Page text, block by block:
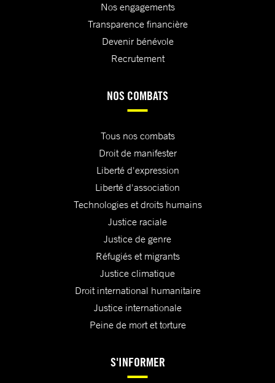
Nos engagements
Transparence financière
Devenir bénévole
Recrutement
NOS COMBATS
Tous nos combats
Droit de manifester
Liberté d'expression
Liberté d'association
Technologies et droits humains
Justice raciale
Justice de genre
Réfugiés et migrants
Justice climatique
Droit international humanitaire
Justice internationale
Peine de mort et torture
S'INFORMER